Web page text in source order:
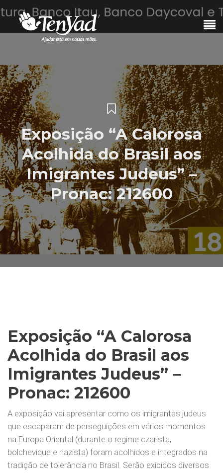
Exposição “A Calorosa
Acolhida do Brasil aos
Imigrantes Judeus” –
Pronac: 212600
Exposição “A Calorosa
Acolhida do Brasil aos
Imigrantes Judeus” –
Pronac: 212600
A exposição vai apresentar como os imigrantes judeus
que escaparam de perseguições em vários momentos
na Europa Oriental (durante o regime czarista,
bolchevique e nazista) foram acolhidos e integrados na
tradição de tolerância no Brasil. Serão exibidos diversos